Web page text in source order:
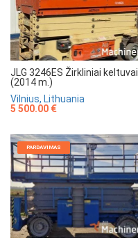
JLG 3246ES Žirkliniai keltuvai
(2014 m.)
Vilnius, Lithuania
5 500.00 €
PARDAVIMAS